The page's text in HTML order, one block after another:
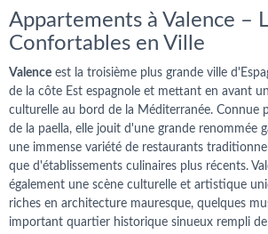
Appartements à Valence –
Confortables en Ville
Valence est la troisième plus grande ville
de la côte Est espagnole et mettant en avant
culturelle au bord de la Méditerranée. Connue
de la paella, elle jouit d'une grande renommée
une immense variété de restaurants
que d'établissements culinaires plus récents.
également une scène culturelle et artistique
riches en architecture mauresque, quelques
important quartier historique sinueux rempli